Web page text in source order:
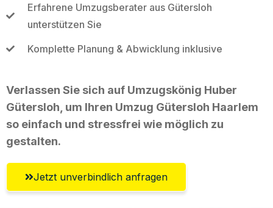
Erfahrene Umzugsberater aus Gütersloh
unterstützen Sie
Komplette Planung & Abwicklung inklusive
Verlassen Sie sich auf Umzugskönig Huber
Gütersloh, um Ihren Umzug Gütersloh Haarlem
so einfach und stressfrei wie möglich zu
gestalten.
Jetzt unverbindlich anfragen